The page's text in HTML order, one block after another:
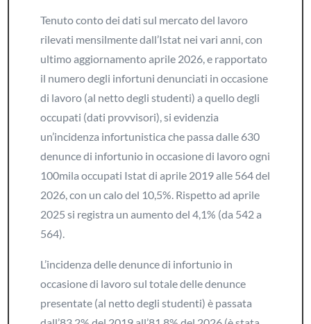
Tenuto conto dei dati sul mercato del lavoro
rilevati mensilmente dall’Istat nei vari anni, con
ultimo aggiornamento aprile 2026, e rapportato
il numero degli infortuni denunciati in occasione
di lavoro (al netto degli studenti) a quello degli
occupati (dati provvisori), si evidenzia
un’incidenza infortunistica che passa dalle 630
denunce di infortunio in occasione di lavoro ogni
100mila occupati Istat di aprile 2019 alle 564 del
2026, con un calo del 10,5%. Rispetto ad aprile
2025 si registra un aumento del 4,1% (da 542 a
564).
L’incidenza delle denunce di infortunio in
occasione di lavoro sul totale delle denunce
presentate (al netto degli studenti) è passata